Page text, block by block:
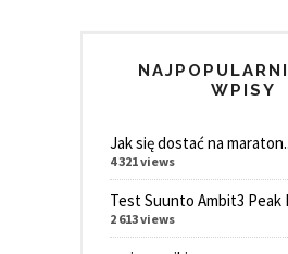
WPISY
Jak się dostać na
4 321 views
Test Suunto Ambit3 Peak
2 613 views